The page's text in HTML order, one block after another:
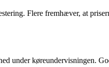
Flere fremhæver, at
under køreundervisningen.